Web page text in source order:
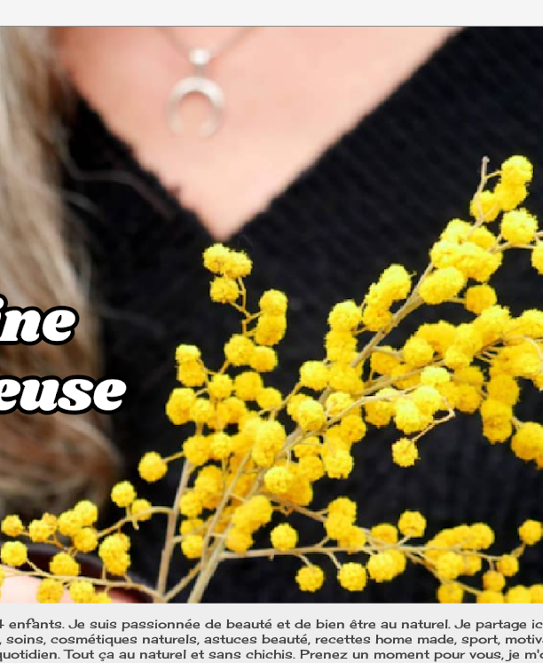
Je suis passionnée de beauté et de bien être au naturel. Je partage
cosmétiques naturels, astuces beauté, recettes home made, sport,
Tout ça au naturel et sans chichis. Prenez un moment pour vous, je